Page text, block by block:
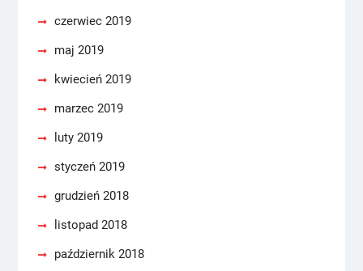
czerwiec 2019
maj 2019
kwiecień 2019
marzec 2019
luty 2019
styczeń 2019
grudzień 2018
listopad 2018
październik 2018